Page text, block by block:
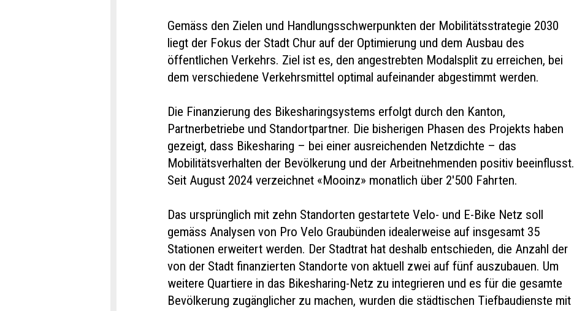
Gemäss den Zielen und Handlungsschwerpunkten der Mobilitätsstrategie 2030
liegt der Fokus der Stadt Chur auf der Optimierung und dem Ausbau des
öffentlichen Verkehrs. Ziel ist es, den angestrebten Modalsplit zu erreichen, bei
dem verschiedene Verkehrsmittel optimal aufeinander abgestimmt werden.
Die Finanzierung des Bikesharingsystems erfolgt durch den Kanton,
Partnerbetriebe und Standortpartner. Die bisherigen Phasen des Projekts haben
gezeigt, dass Bikesharing – bei einer ausreichenden Netzdichte – das
Mobilitätsverhalten der Bevölkerung und der Arbeitnehmenden positiv beeinflusst.
Seit August 2024 verzeichnet «Mooinz» monatlich über 2'500 Fahrten.
Das ursprünglich mit zehn Standorten gestartete Velo- und E-Bike Netz soll
gemäss Analysen von Pro Velo Graubünden idealerweise auf insgesamt 35
Stationen erweitert werden. Der Stadtrat hat deshalb entschieden, die Anzahl der
von der Stadt finanzierten Standorte von aktuell zwei auf fünf auszubauen. Um
weitere Quartiere in das Bikesharing-Netz zu integrieren und es für die gesamte
Bevölkerung zugänglicher zu machen, wurden die städtischen Tiefbaudienste mit